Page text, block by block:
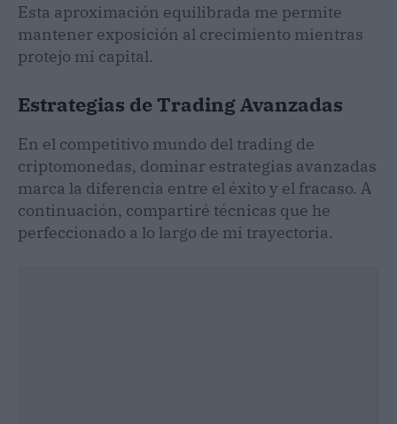
Esta aproximación equilibrada me permite
mantener exposición al crecimiento mientras
protejo mi capital.
Estrategias de Trading Avanzadas
En el competitivo mundo del trading de
criptomonedas, dominar estrategias avanzadas
marca la diferencia entre el éxito y el fracaso. A
continuación, compartiré técnicas que he
perfeccionado a lo largo de mi trayectoria.